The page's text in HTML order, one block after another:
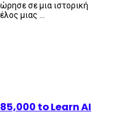
σε μια ιστορική
μιας ...
to Learn AI